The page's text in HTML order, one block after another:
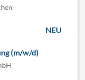
NEU
(m/w/d)